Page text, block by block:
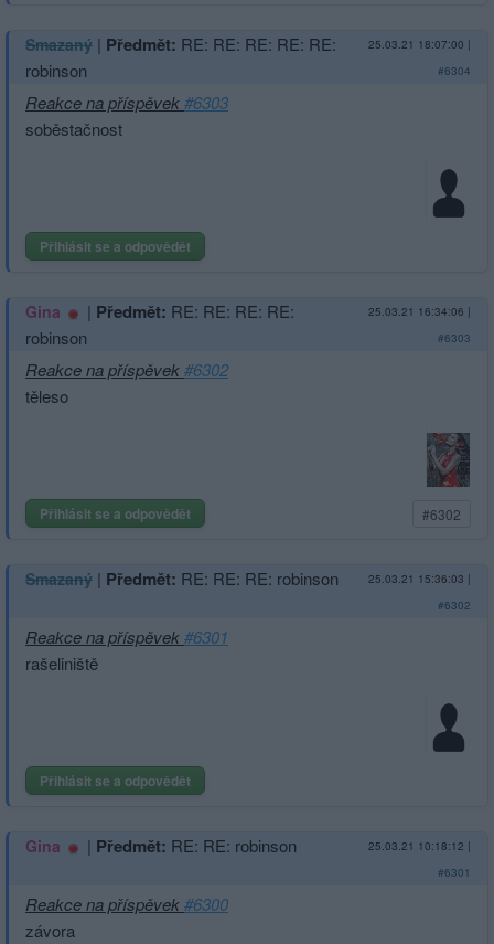
Smazaný | Předmět: RE: RE: RE: RE: RE:
robinson
25.03.21 18:07:00 |
#6304
Reakce na příspěvek#6303
soběstačnost
Přihlásit se a odpovědět
Gina | Předmět: RE: RE: RE: RE:
robinson
25.03.21 16:34:06 |
#6303
Reakce na příspěvek#6302
těleso
Přihlásit se a odpovědět #6302
Smazaný | Předmět: RE: RE: RE: robinson 25.03.21 15:36:03 |
#6302
Reakce na příspěvek#6301
rašeliniště
Přihlásit se a odpovědět
Gina | Předmět: RE: RE: robinson 25.03.21 10:18:12 |
#6301
Reakce na příspěvek#6300
závora